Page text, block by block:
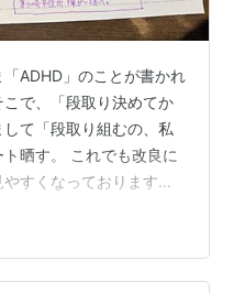
ADHD」のことが書かれ
で、「段取り決めてか
て「段取り組むの、私
晒す。 これでも改良に
すくなっております。
たいから。頭の中にタ
。脳のCPUがウィンド
タスクは保持できませ